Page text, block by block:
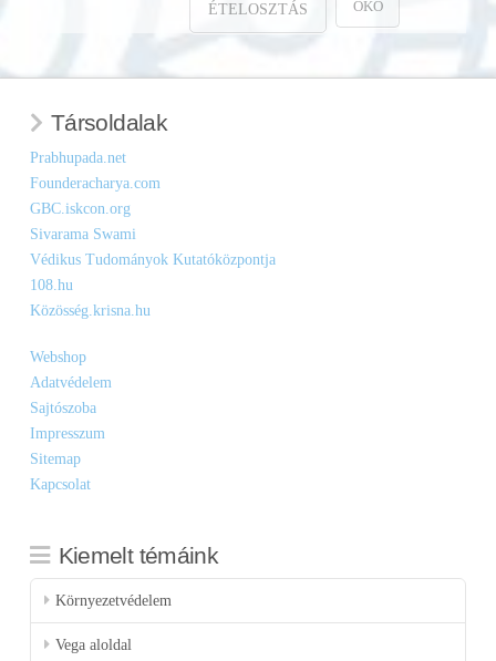
ÉTELOSZTÁS ÖKO
Társoldalak
Prabhupada.net
Founderacharya.com
GBC.iskcon.org
Sivarama Swami
Védikus Tudományok Kutatóközpontja
108.hu
Közösség.krisna.hu
Webshop
Adatvédelem
Sajtószoba
Impresszum
Sitemap
Kapcsolat
Kiemelt témáink
Környezetvédelem
Vega aloldal